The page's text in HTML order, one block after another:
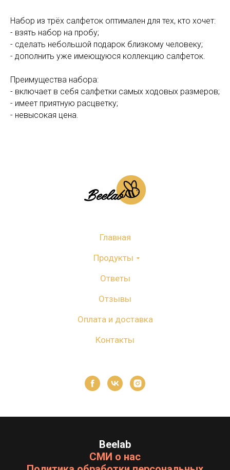
Набор из трёх салфеток оптимален для тех, кто хочет:
- взять набор на пробу;
- сделать небольшой подарок близкому человеку;
- дополнить уже имеющуюся коллекцию салфеток.
Преимущества набора:
- включает в себя салфетки самых ходовых размеров;
- имеет приятную расцветку;
- невысокая цена.
Главная
Продукты
Ответы
Отзывы
Оплата и доставка
Контакты
Beelab
СМИ о нас